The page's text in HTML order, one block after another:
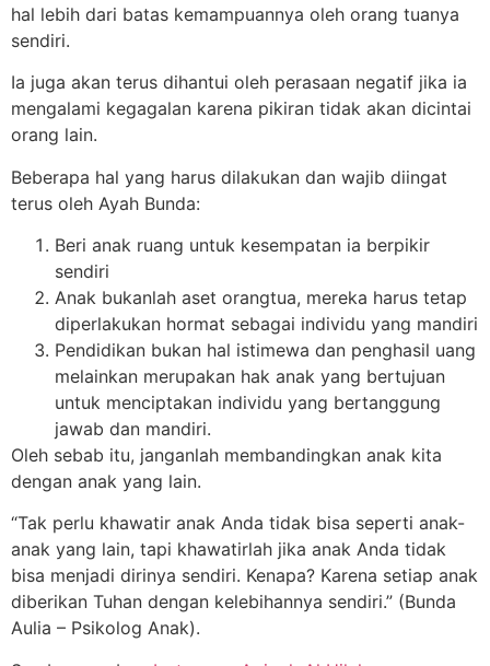
hal lebih dari batas kemampuannya oleh orang tuanya
sendiri.
Ia juga akan terus dihantui oleh perasaan negatif jika ia
mengalami kegagalan karena pikiran tidak akan dicintai
orang lain.
Beberapa hal yang harus dilakukan dan wajib diingat
terus oleh Ayah Bunda:
Beri anak ruang untuk kesempatan ia berpikir
sendiri
Anak bukanlah aset orangtua, mereka harus tetap
diperlakukan hormat sebagai individu yang mandiri
Pendidikan bukan hal istimewa dan penghasil uang
melainkan merupakan hak anak yang bertujuan
untuk menciptakan individu yang bertanggung
jawab dan mandiri.
Oleh sebab itu, janganlah membandingkan anak kita
dengan anak yang lain.
“Tak perlu khawatir anak Anda tidak bisa seperti anak-
anak yang lain, tapi khawatirlah jika anak Anda tidak
bisa menjadi dirinya sendiri. Kenapa? Karena setiap anak
diberikan Tuhan dengan kelebihannya sendiri.” (Bunda
Aulia – Psikolog Anak).